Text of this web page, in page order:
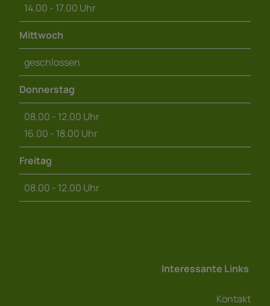
14.00 - 17.00 Uhr
Mittwoch
geschlossen
Donnerstag
08.00 - 12.00 Uhr
16.00 - 18.00 Uhr
Freitag
08.00 - 12.00 Uhr
Interessante Links
Kontakt